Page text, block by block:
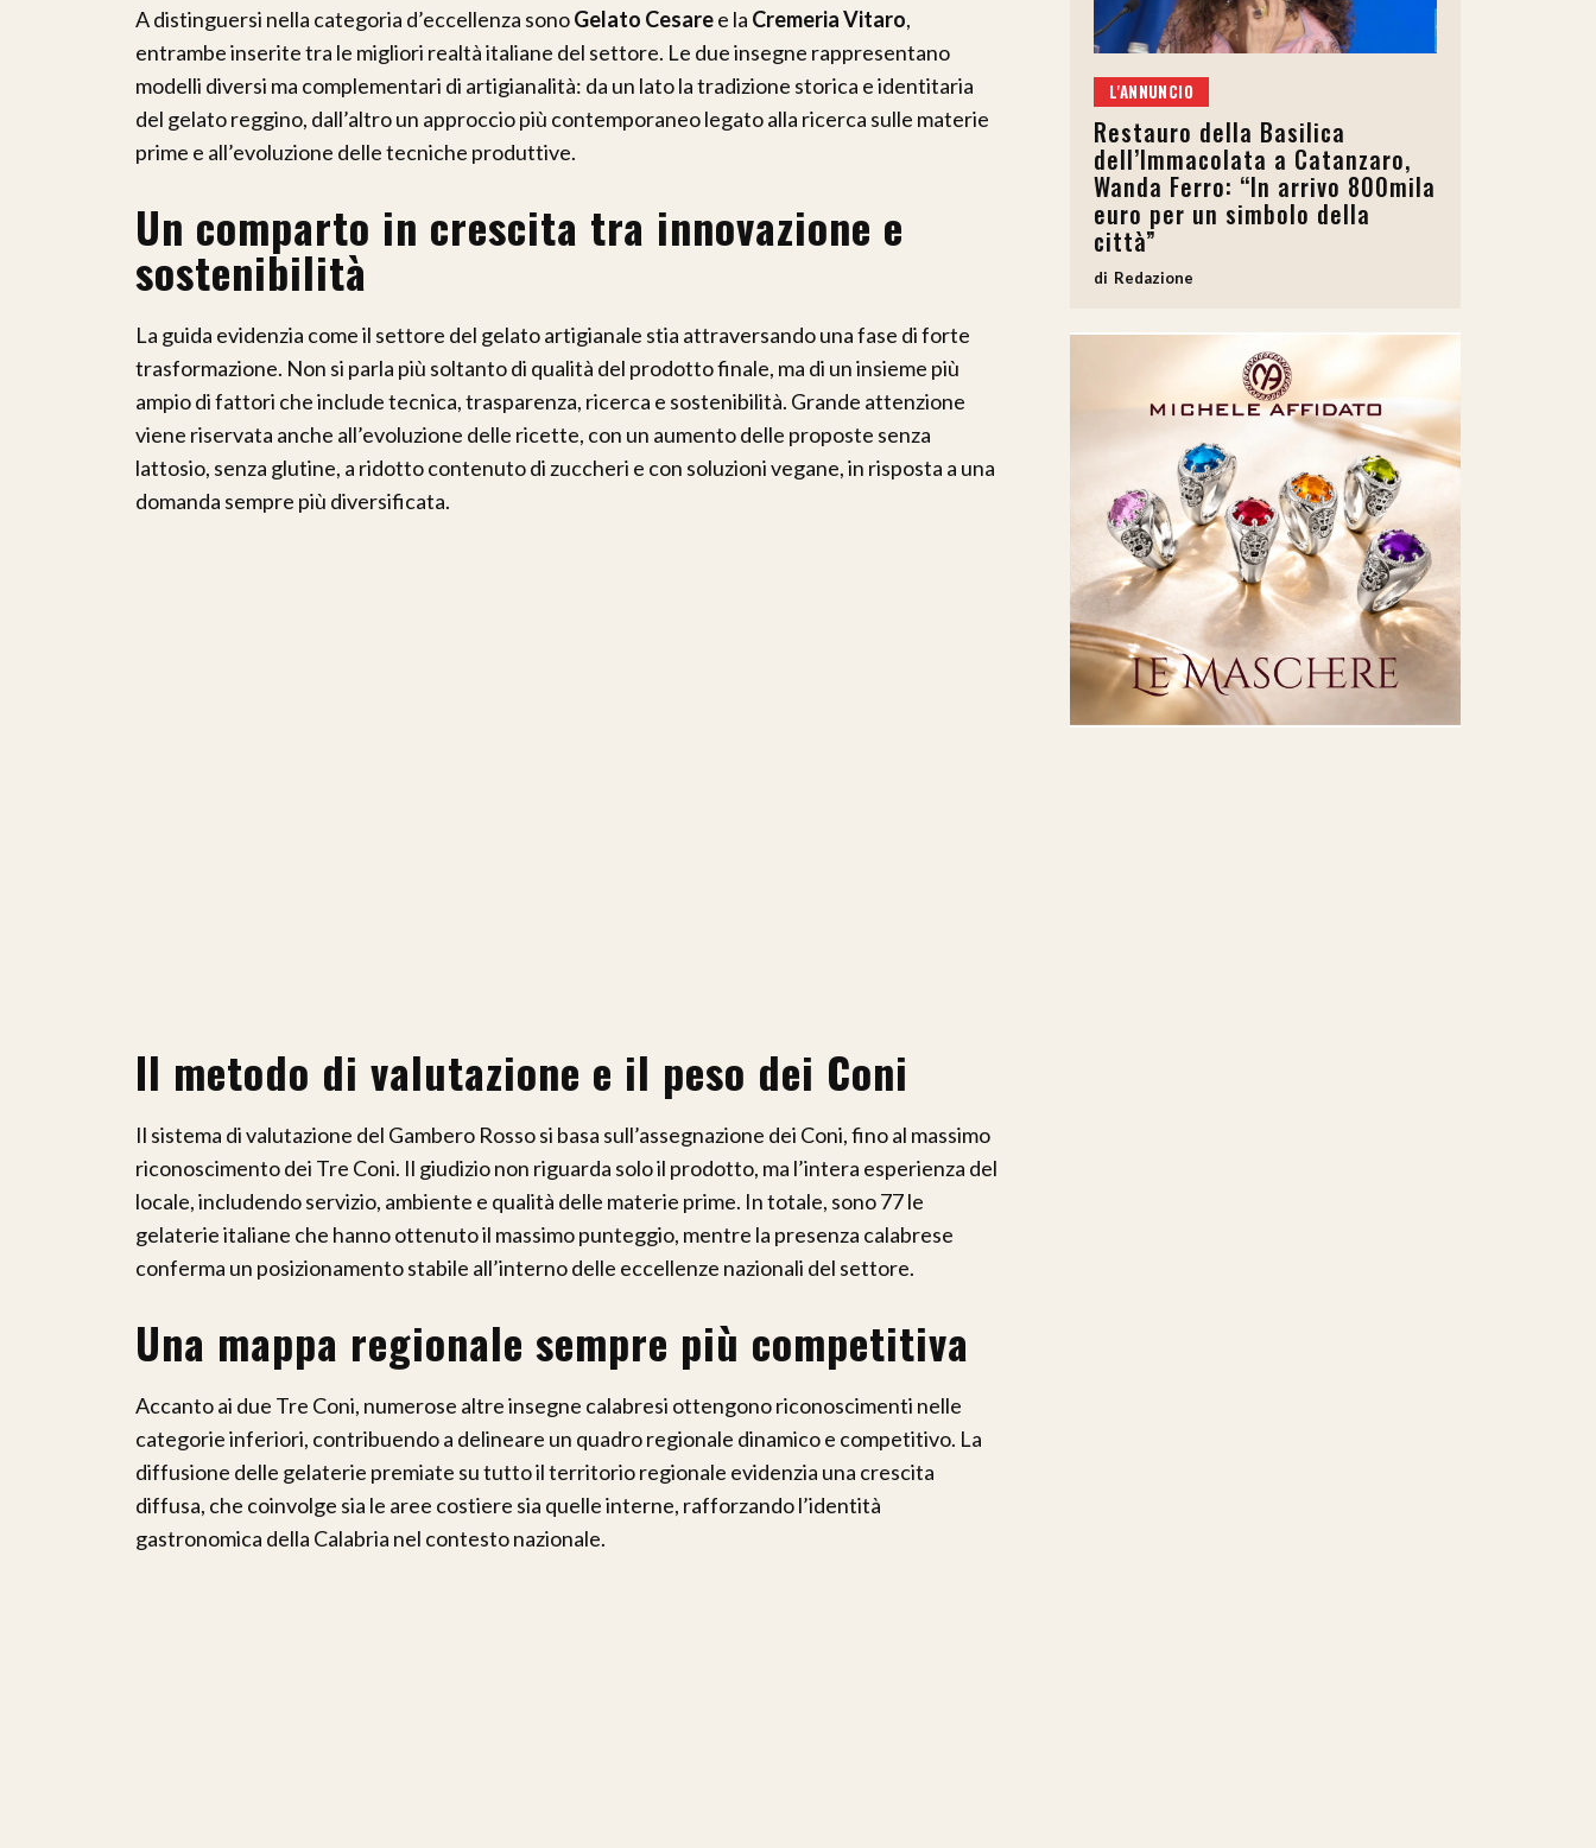
A distinguersi nella categoria d’eccellenza sonoGelato Cesaree la Cremeria Vitaro,
entrambe inserite tra le migliori realtà italiane del settore. Le due insegne rappresentano
modelli diversi ma complementari di artigianalità: da un lato la tradizione storica e identitaria
del gelato reggino, dall’altro un approccio più contemporaneo legato alla ricerca sulle materie
prime e all’evoluzione delle tecniche produttive.
Un comparto in crescita tra innovazione e
sostenibilità
La guida evidenzia come il settore del gelato artigianale stia attraversando una fase di forte
trasformazione. Non si parla più soltanto di qualità del prodotto finale, ma di un insieme più
ampio di fattori che include tecnica, trasparenza, ricerca e sostenibilità. Grande attenzione
viene riservata anche all’evoluzione delle ricette, con un aumento delle proposte senza
lattosio, senza glutine, a ridotto contenuto di zuccheri e con soluzioni vegane, in risposta a una
domanda sempre più diversificata.
Il metodo di valutazione e il peso dei Coni
Il sistema di valutazione del Gambero Rosso si basa sull’assegnazione dei Coni, fino al massimo
riconoscimento dei Tre Coni. Il giudizio non riguarda solo il prodotto, ma l’intera esperienza del
locale, includendo servizio, ambiente e qualità delle materie prime. In totale, sono 77 le
gelaterie italiane che hanno ottenuto il massimo punteggio, mentre la presenza calabrese
conferma un posizionamento stabile all’interno delle eccellenze nazionali del settore.
Una mappa regionale sempre più competitiva
Accanto ai due Tre Coni, numerose altre insegne calabresi ottengono riconoscimenti nelle
categorie inferiori, contribuendo a delineare un quadro regionale dinamico e competitivo. La
diffusione delle gelaterie premiate su tutto il territorio regionale evidenzia una crescita
diffusa, che coinvolge sia le aree costiere sia quelle interne, rafforzando l’identità
gastronomica della Calabria nel contesto nazionale.
L'ANNUNCIO
Restauro della Basilica
dell’Immacolata a Catanzaro,
Wanda Ferro: “In arrivo 800mila
euro per un simbolo della
città”
Redazione